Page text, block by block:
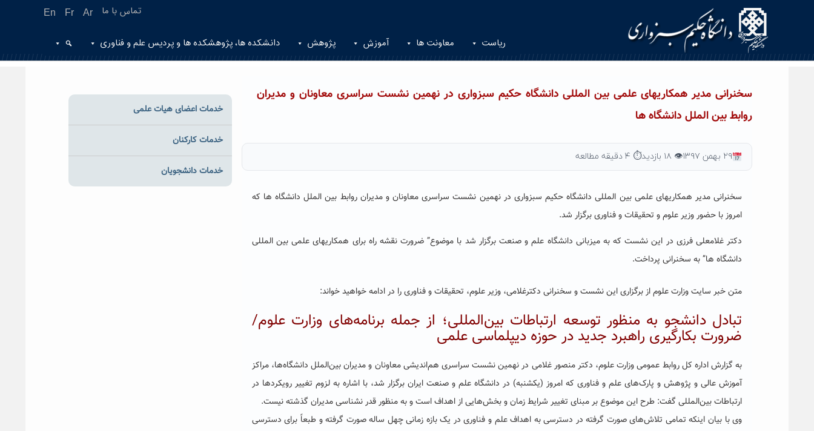
En Fr Ar تماس با ما
ریاست معاونت ها آموزش پژوهش دانشکده ها، پژوهشکده ها و پردیس علم و فناوری
سخنرانی مدیر همکاریهای علمی بین المللی دانشگاه حکیم سبزواری در نهمین نشست سراسری معاونان و مدیران
روابط بین الملل دانشگاه ها
۲۹ بهمن ۱۳۹۷ 👁 ۱۸ بازدید ⏱ ۴ دقیقه مطالعه
سخنرانی مدیر همکاریهای علمی بین المللی دانشگاه حکیم سبزواری در نهمین نشست سراسری معاونان و مدیران روابط بین الملل دانشگاه ها که
امروز با حضور وزیر علوم و تحقیقات و فناوری برگزار شد.
دکتر غلامعلی فرزی در این نشست که به میزبانی دانشگاه علم و صنعت برگزار شد با موضوع” ضرورت نقشه راه برای همکاریهای علمی بین المللی
دانشگاه ها” به سخنرانی پرداخت.
متن خبر سایت وزارت علوم از برگزاری این نشست و سخنرانی دکترغلامی، وزیر علوم، تحقیقات و فناوری را در ادامه خواهید خواند:
تبادل دانشجو به منظور توسعه ارتباطات بین‌المللی؛ از جمله برنامه‌های وزارت علوم/
ضرورت بکارگیری راهبرد جدید در حوزه دیپلماسی علمی
به گزارش اداره کل روابط عمومی وزارت علوم، دکتر منصور غلامی در نهمین نشست سراسری هم‌اندیشی معاونان و مدیران بین‌الملل دانشگاه‌ها، مراکز
آموزش عالی و پژوهش و پارک‌های علم و فناوری که امروز (یکشنبه) در دانشگاه علم و صنعت ایران برگزار شد، با اشاره به لزوم تغییر رویکردها در
ارتباطات بین‌المللی گفت: طرح این موضوع بر مبنای تغییر شرایط زمان و بخش‌هایی از اهداف است و به منظور قدر نشناسی مدیران گذشته نیست.
وی با بیان اینکه تمامی تلاش‌های صورت گرفته در دسترسی به اهداف علم و فناوری در یک بازه زمانی چهل ساله صورت گرفته و طبعاً برای دسترسی
خدمات اعضای هیات علمی
خدمات کارکنان
خدمات دانشجویان